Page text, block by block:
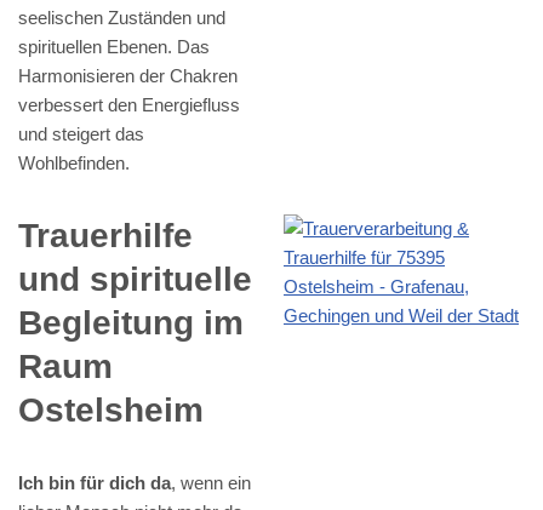
seelischen Zuständen und
spirituellen Ebenen. Das
Harmonisieren der Chakren
verbessert den Energiefluss
und steigert das
Wohlbefinden.
Trauerhilfe
und spirituelle
Begleitung im
Raum
Ostelsheim
Ich bin für dich da, wenn ein